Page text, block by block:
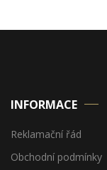
INFORMACE
Reklamační řád
Obchodní podmínky